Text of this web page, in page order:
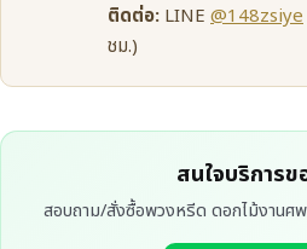
ติดต่อ: LINE @148zsiye
ชม.)
สนใจบริการข
สอบถาม/สั่งซื้อพวงหรีด ดอกไม้งานศ